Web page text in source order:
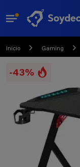
Inicio Gaming
-43%